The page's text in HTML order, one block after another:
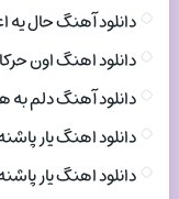
دانلود آهنگ حال
دانلود اهنگ اون
دانلود آهنگ دلم
دانلود اهنگ یار
دانلود اهنگ یار